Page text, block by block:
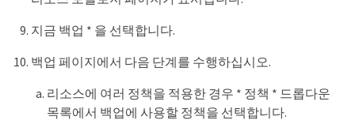
지금 백업 * 을 선택합니다.
백업 페이지에서 다음 단계를 수행하십시오.
리소스에 여러 정책을 적용한 경우 * 정책 * 드롭다운
목록에서 백업에 사용할 정책을 선택합니다.